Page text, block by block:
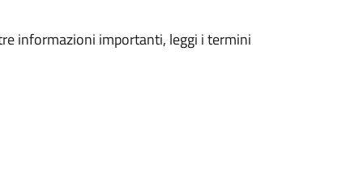
informazioni importanti, leggi i termini